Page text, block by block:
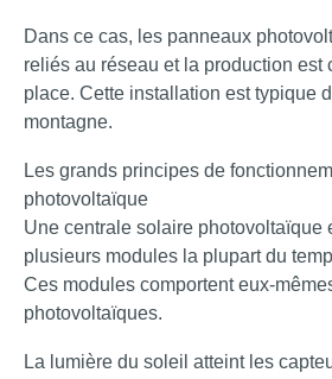
Dans ce cas, les panneaux
reliés au réseau et la production est
place. Cette installation est typique
montagne.
Les grands principes de
photovoltaïque
Une centrale solaire photovoltaïque
plusieurs modules la plupart du
Ces modules comportent eux-
photovoltaïques.
La lumière du soleil atteint les